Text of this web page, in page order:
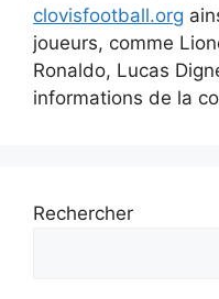
clovisfootball.org
joueurs, comme
Ronaldo, Lucas
informations de la
Rechercher